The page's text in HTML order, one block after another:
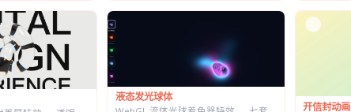
液态发光球体
开信封动画